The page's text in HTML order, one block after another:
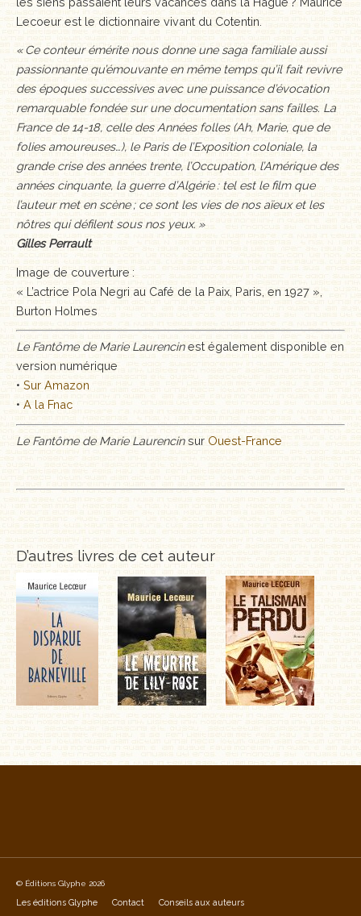
Lecoeur est le dictionnaire vivant du Cotentin.
« Ce conteur émérite nous donne une saga familiale aussi
passionnante qu’émouvante en même temps qu’il fait revivre
des époques successives avec une puissance d’évocation
remarquable fondée sur une documentation sans failles. La
France de 14-18, celle des Années folles (Ah, Marie, que de
folies amoureuses…), le Paris de l’Exposition coloniale, la
grande crise des années trente, l’Occupation, l’Amérique des
années cinquante, la guerre d’Algérie : tel est le film que
l’auteur met en scène ; ce sont les vies de nos aïeux et les
nôtres qui défilent sous nos yeux. »
Gilles Perrault
Image de couverture :
« L’actrice Pola Negri au Café de la Paix, Paris, en 1927 »,
Burton Holmes
Le Fantôme de Marie Laurencinest également disponible en
version numérique
• Sur Amazon
• A la Fnac
Le Fantôme de Marie Laurencinsur Ouest-France
D’autres livres de cet auteur
© Éditions Glyphe 2026
Les éditions Glyphe Contact Conseils aux auteurs